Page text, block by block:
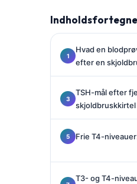
Hvad en
efter en
TSH-mål efter
skjoldbruskkirtel
Frie T4-
T3- og T4-